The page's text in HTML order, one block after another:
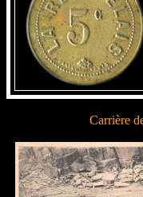
Carrière